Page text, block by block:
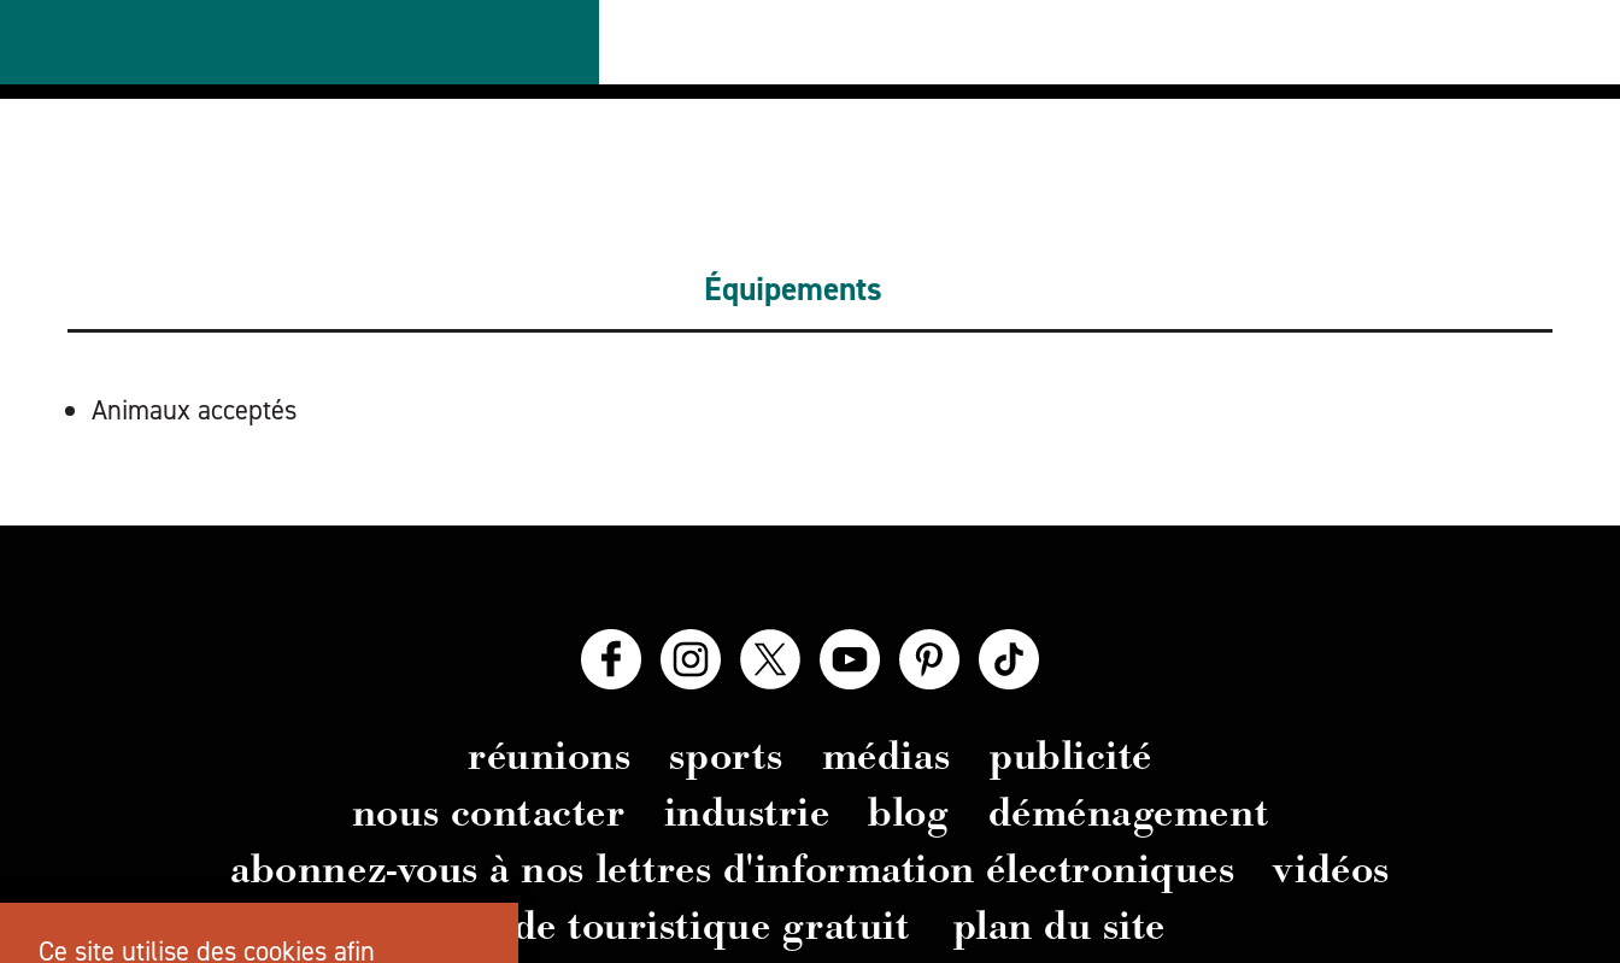
Équipements
ÉQUIPEMENTS
Animaux acceptés
réunions sports médias
publicité
nous contacter
industrie blog
déménagement
abonnez-vous à nos lettres d'information électroniques
vidéos
guide touristique gratuit
plan du site
Ce site utilise des cookies afin